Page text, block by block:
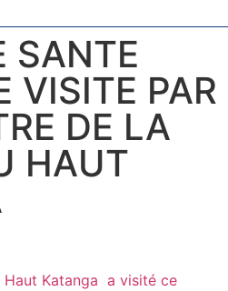
SANTE
VISITE PAR
DE LA
HAUT
Haut Katanga a visité ce